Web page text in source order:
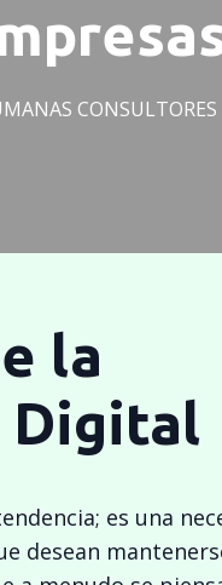
CONSULTORES
la
Digital
es una
desean